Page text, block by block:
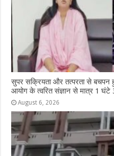
सुपर सक्रियता और तत्परता से बचपन
आयोग के त्वरित संज्ञान से मात्र 1 घंटे
August 6, 2026